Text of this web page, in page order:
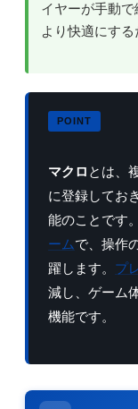
イヤーが手動
より快適にする
マクロ とは、
に登録してお
能のことです
ームで、操作
躍します。 プ
減し、ゲーム
機能です。